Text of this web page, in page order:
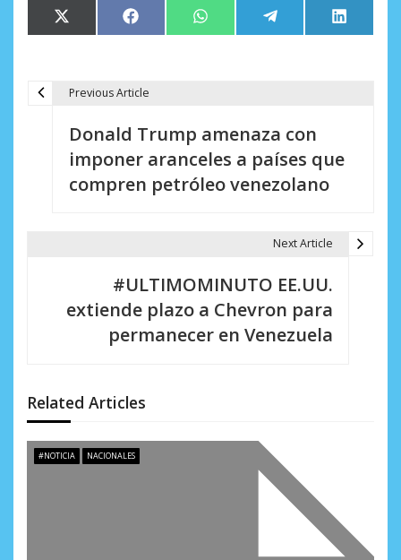
Compartir
en
X
(Twitter)
Compartir
en
Facebook Compartir
en
WhatsApp Compartir
en
Telegram
en
LinkedIn
n
d
e
Previous Article
Donald Trump amenaza con
imponer aranceles a países que
compren petróleo venezolano
Next Article
#ULTIMOMINUTO EE.UU.
extiende plazo a Chevron para
permanecer en Venezuela
Related Articles
#NOTICIA NACIONALES